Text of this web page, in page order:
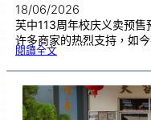
18/06/2026
芙中113周年校庆义卖预
许多商家的热烈支持，如
閱讀全文:
1
校
庆
｜
义
卖
预
售